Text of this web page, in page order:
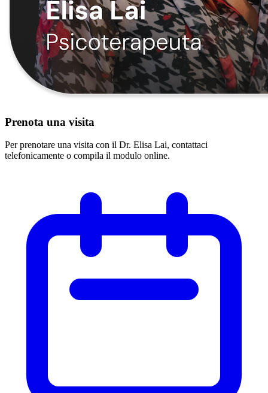
Prenota una visita
Per prenotare una visita con il Dr. Elisa Lai, contattaci
telefonicamente o compila il modulo online.